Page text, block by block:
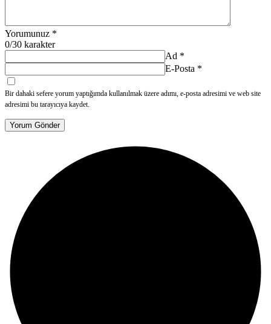
Yorumunuz *
0/30 karakter
Ad *
E-Posta *
Bir dahaki sefere yorum yaptığımda kullanılmak üzere adımı, e-posta adresimi ve web site
adresimi bu tarayıcıya kaydet.
Yorum Gönder